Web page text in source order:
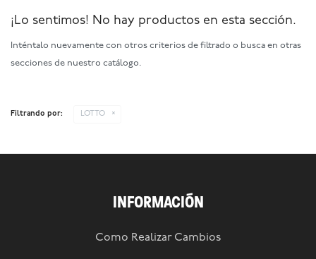
¡Lo sentimos! No hay productos en esta sección.
Inténtalo nuevamente con otros criterios de filtrado o busca en otras
secciones de nuestro catálogo.
Filtrando por: LOTTO
INFORMACIÓN
Como Realizar Cambios